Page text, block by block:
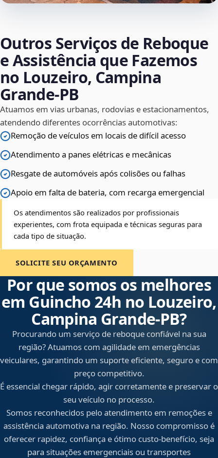
Outros Serviços de Reboque
e Assistência que Fazemos
no Louzeiro, Campina
Grande‑PB
Atuamos em vias urbanas, rodovias e estacionamentos,
atendendo diferentes ocorrências automotivas:
Remoção de veículos em locais de difícil acesso
Atendimento a panes elétricas e mecânicas
Resgate de automóveis após colisões ou falhas
Apoio em falta de bateria, com recarga emergencial
Os atendimentos são realizados por profissionais
experientes, com frota equipada e técnicas seguras para
cada tipo de situação.
SOLICITE SEU ORÇAMENTO
Por que somos os melhores
em Guincho 24h no Louzeiro,
Campina Grande‑PB?
Procurando um serviço de reboque confiável na sua
região? Atuamos com agilidade em emergências
veiculares, garantindo um suporte eficiente, seguro e com
preço competitivo.
É essencial chegar rápido, agir corretamente e preservar o
seu veículo no processo.
Somos reconhecidos pelo atendimento em remoções e
assistência automotiva na região. Nosso compromisso é
oferecer rapidez, confiança e ótimo custo-benefício, seja
para situações emergenciais ou transportes